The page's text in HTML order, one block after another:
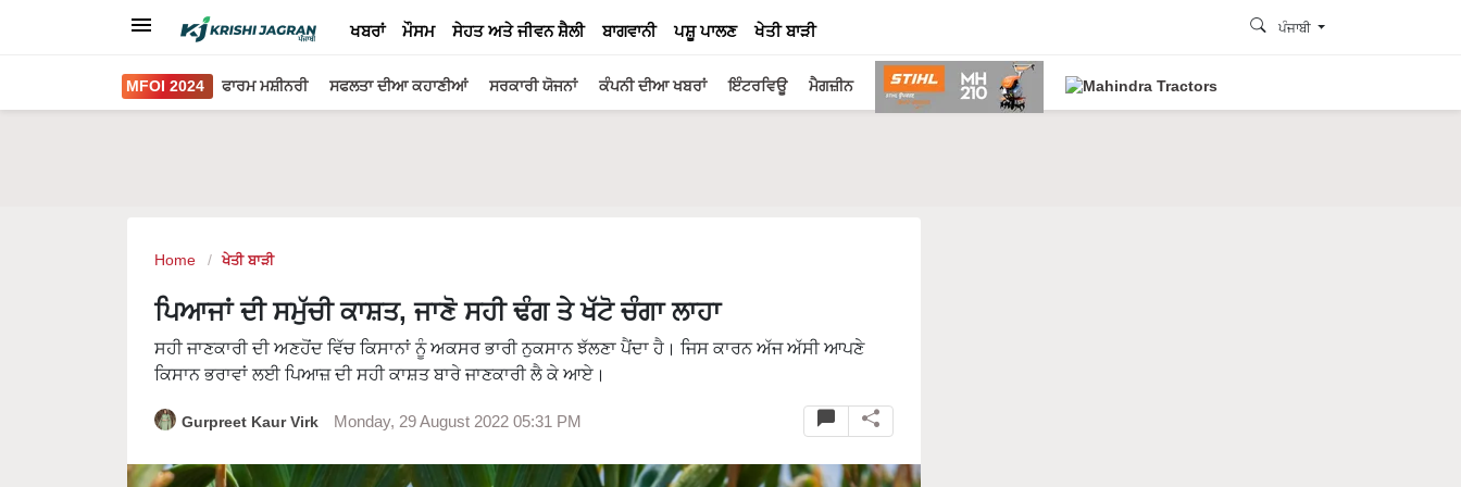
ਖਬਰਾਂ ਮੌਸਮ ਸੇਹਤ ਅਤੇ ਜੀਵਨ ਸ਼ੈਲੀ ਬਾਗਵਾਨੀ ਪਸ਼ੂ ਪਾਲਣ ਖੇਤੀ ਬਾੜੀ ਪੰਜਾਬੀ
MFOI 2024 ਫਾਰਮ ਮਸ਼ੀਨਰੀ ਸਫਲਤਾ ਦੀਆ ਕਹਾਣੀਆਂ ਸਰਕਾਰੀ ਯੋਜਨਾਂ ਕੰਪਨੀ ਦੀਆ ਖਬਰਾਂ ਇੰਟਰਵਿਊ ਮੈਗਜ਼ੀਨ
Home ਖੇਤੀ ਬਾੜੀ
ਪਿਆਜਾਂ ਦੀ ਸਮੁੱਚੀ ਕਾਸ਼ਤ, ਜਾਣੋ ਸਹੀ ਢੰਗ ਤੇ ਖੱਟੋ ਚੰਗਾ ਲਾਹਾ
ਸਹੀ ਜਾਣਕਾਰੀ ਦੀ ਅਣਹੋਂਦ ਵਿੱਚ ਕਿਸਾਨਾਂ ਨੂੰ ਅਕਸਰ ਭਾਰੀ ਨੁਕਸਾਨ ਝੱਲਣਾ ਪੈਂਦਾ ਹੈ। ਜਿਸ ਕਾਰਨ ਅੱਜ ਅੱਸੀ ਆਪਣੇ
ਕਿਸਾਨ ਭਰਾਵਾਂ ਲਈ ਪਿਆਜ਼ ਦੀ ਸਹੀ ਕਾਸ਼ਤ ਬਾਰੇ ਜਾਣਕਾਰੀ ਲੈ ਕੇ ਆਏ।
Gurpreet Kaur Virk Monday, 29 August 2022 05:31 PM